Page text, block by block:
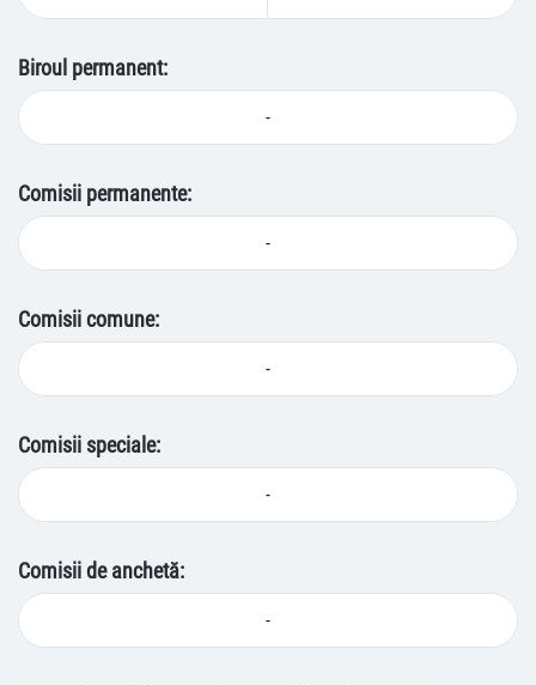
Biroul permanent:
-
Comisii permanente:
-
Comisii comune:
-
Comisii speciale:
-
Comisii de anchetă:
-